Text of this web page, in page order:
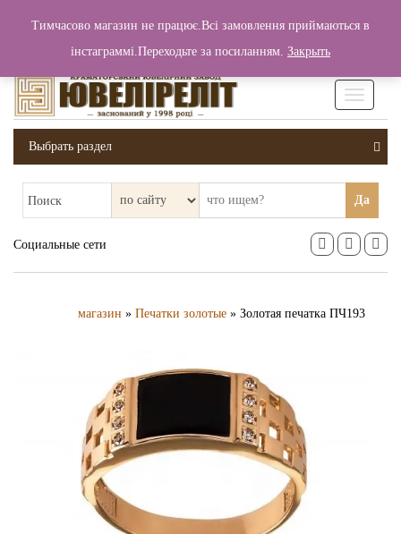
Вход / Регистрация 0 грн.
Выбрать раздел
Поиск Да
Социальные сети
магазин » Печатки золотые » Золотая печатка ПЧ193
Тимчасово магазин не працює.Всі замовлення приймаються в
інстаграммі.Переходьте за посиланням. Закрыть